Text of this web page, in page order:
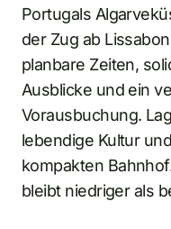
Portugals
der Zug ab
planbare Zeiten,
Ausblicke und ein
Vorausbuchung.
lebendige Kultur
kompakten
bleibt niedriger als